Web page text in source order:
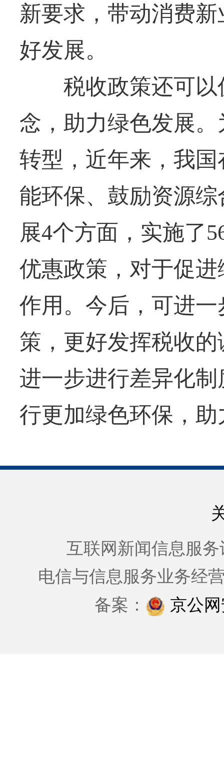
新要求，带动消费
好发展。
税收政策还可以
念，助力绿色发展
转型，近年来，我
能环保、鼓励资源
展4个方面，实施了
优惠政策，对于促
作用。今后，可进
策，更好发挥税收
进一步进行差异化
行更加绿色环保，
互联网新闻信息服务
电信与信息服务业务经
备案：
京公网